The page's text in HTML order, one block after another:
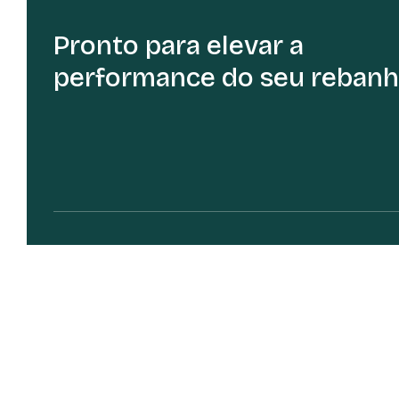
Pronto para elevar a
performance do seu